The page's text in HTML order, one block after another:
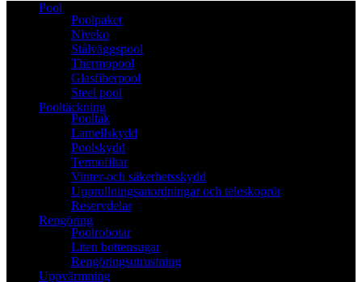
Pool
Poolpaket
Niveko
Stålväggspool
Thermopool
Glasfiberpool
Steel pool
Pooltäckning
Pooltak
Lamellskydd
Poolskydd
Termofiltar
Vinter-och säkerhetsskydd
Upprullningsanordningar och teleskoprör
Reservdelar
Rengöring
Poolrobotar
Liten bottensugar
Rengöringsutrustning
Uppvärmning